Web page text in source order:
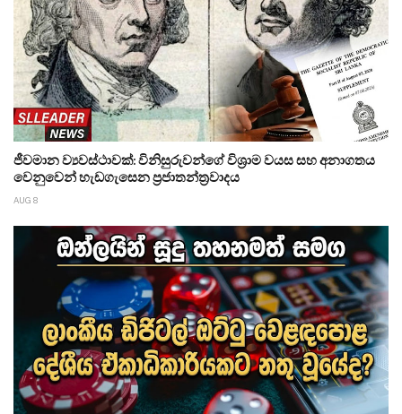
ජීවමාන ව්‍යවස්ථාවක්: විනිසුරුවන්ගේ විශ්‍රාම වයස සහ අනාගතය
වෙනුවෙන් හැඩගැසෙන ප්‍රජාතන්ත්‍රවාදය
AUG 8